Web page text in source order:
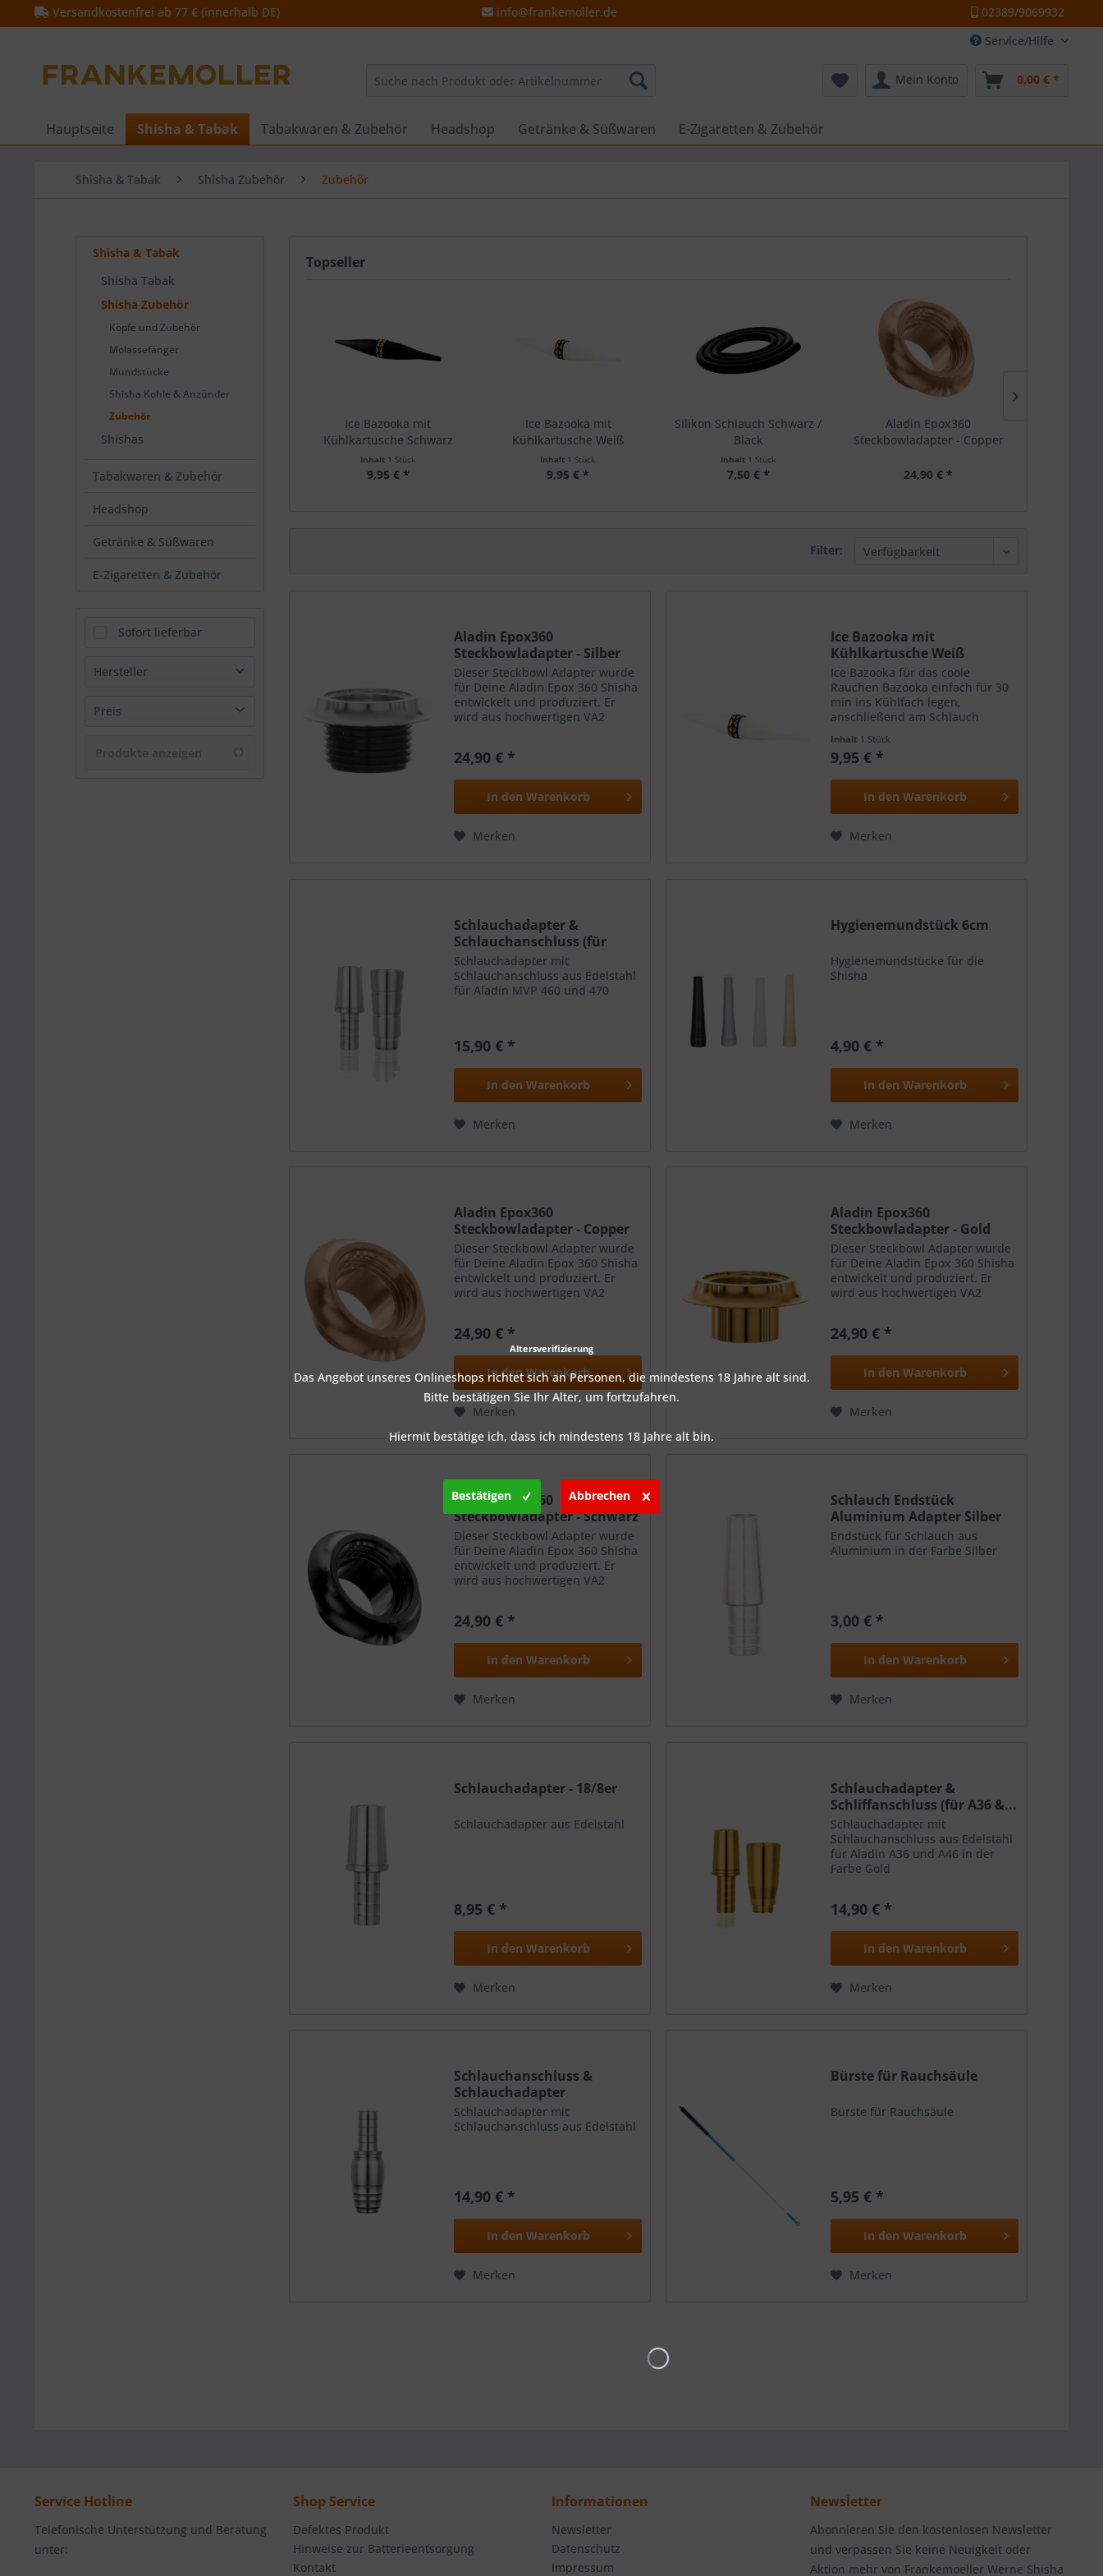
Versandkostenfrei ab 77 € (innerhalb DE) info@frankemoller.de
02389/9069932
Service/Hilfe
Mein Konto 0,00 € *
Hauptseite Shisha & Tabak Tabakwaren & Zubehör Headshop Getränke & Süßwaren E-Zigaretten & Zubehör
Shisha & Tabak Shisha Zubehör Zubehör
Shisha & Tabak
Shisha Tabak
Shisha Zubehör
Köpfe und Zubehör
Molassefänger
Mundstücke
Shisha Kohle & Anzünder
Zubehör
Shishas
Tabakwaren & Zubehör
Headshop
Getränke & Süßwaren
E-Zigaretten & Zubehör
Sofort lieferbar
Hersteller
Aladin e.K.
Preis
Topseller
Ice Bazooka mit
Kühlkartusche Schwarz
Inhalt 1 Stück
9,95 € *
Ice Bazooka mit
Kühlkartusche Weiß
Inhalt 1 Stück
9,95 € *
Silikon Schlauch Schwarz /
Black
Inhalt 1 Stück
7,50 € *
Aladin Epox360
Steckbowladapter - Copper
24,90 € *
Filter:
Aladin Epox360
Steckbowladapter - Silber
Dieser Steckbowl Adapter wurde
für Deine Aladin Epox 360 Shisha
entwickelt und produziert. Er
wird aus hochwertigen VA2
mit Deiner Aladin Epox 360
Shisha zu kombinieren....
24,90 € *
In den Warenkorb
Merken
Ice Bazooka mit
Kühlkartusche Weiß
Ice Bazooka für das coole
Rauchen Bazooka einfach für 30
min ins Kühlfach legen,
anschließend am Schlauch
Sommertage
Inhalt 1 Stück
9,95 € *
In den Warenkorb
Merken
Schlauchadapter &
Schlauchanschluss (für
MVP...
Schlauchadapter mit
Schlauchanschluss aus Edelstahl
für Aladin MVP 460 und 470
15,90 € *
In den Warenkorb
Merken
Hygienemundstück 6cm
Hygienemundstücke für die
Shisha
4,90 € *
In den Warenkorb
Merken
Aladin Epox360
Steckbowladapter - Copper
Dieser Steckbowl Adapter wurde
für Deine Aladin Epox 360 Shisha
entwickelt und produziert. Er
wird aus hochwertigen VA2
mit Deiner Aladin Epox 360
Shisha zu kombinieren....
24,90 € *
In den Warenkorb
Merken
Aladin Epox360
Steckbowladapter - Gold
Dieser Steckbowl Adapter wurde
für Deine Aladin Epox 360 Shisha
entwickelt und produziert. Er
wird aus hochwertigen VA2
mit Deiner Aladin Epox 360
Shisha zu kombinieren.
Farbe:Gold
24,90 € *
In den Warenkorb
Merken
Aladin Epox360
Steckbowladapter - Schwarz
Dieser Steckbowl Adapter wurde
für Deine Aladin Epox 360 Shisha
entwickelt und produziert. Er
wird aus hochwertigen VA2
mit Deiner Aladin Epox 360
Shisha zu kombinieren....
24,90 € *
In den Warenkorb
Merken
Schlauch Endstück
Aluminium Adapter Silber
Endstück für Schlauch aus
Aluminium in der Farbe Silber
3,00 € *
In den Warenkorb
Merken
Schlauchadapter - 18/8er
Schlauchadapter aus Edelstahl
8,95 € *
In den Warenkorb
Merken
Schlauchadapter &
Schliffanschluss (für A36 &...
Schlauchadapter mit
Schlauchanschluss aus Edelstahl
für Aladin A36 und A46 in der
Farbe Gold
14,90 € *
In den Warenkorb
Merken
Schlauchanschluss &
Schlauchadapter
Schlauchadapter mit
Schlauchanschluss aus Edelstahl
14,90 € *
In den Warenkorb
Merken
Bürste für Rauchsäule
Bürste für Rauchsäule
5,95 € *
In den Warenkorb
Merken
Service Hotline
Telefonische Unterstützung und Beratung
unter:
Shop Service
Defektes Produkt
Hinweise zur Batterieentsorgung
Kontakt
Informationen
Newsletter
Datenschutz
Impressum
Newsletter
Abonnieren Sie den kostenlosen Newsletter
und verpassen Sie keine Neuigkeit oder
Aktion mehr von Frankemoeller Werne Shisha
Altersverifizierung
Das Angebot unseres Onlineshops richtet sich an Personen, die mindestens 18 Jahre alt sind.
Bitte bestätigen Sie Ihr Alter, um fortzufahren.
Hiermit bestätige ich, dass ich mindestens 18 Jahre alt bin.
Bestätigen Abbrechen